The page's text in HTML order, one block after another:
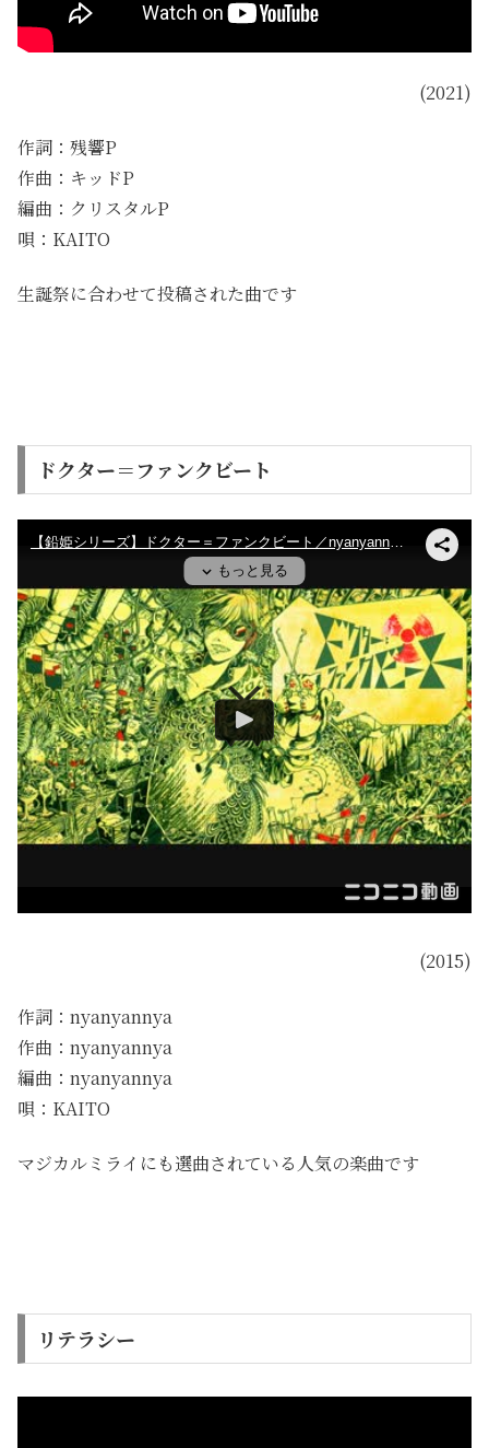
(2021)
作詞：残響P
作曲：キッドP
編曲：クリスタルP
唄：KAITO
生誕祭に合わせて投稿された曲です
ドクター＝ファンクビート
(2015)
作詞：nyanyannya
作曲：nyanyannya
編曲：nyanyannya
唄：KAITO
マジカルミライにも選曲されている人気の楽曲です
リテラシー